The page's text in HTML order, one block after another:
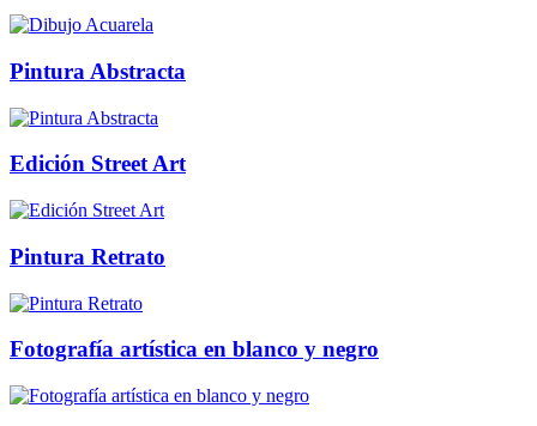
Pintura Abstracta
Edición Street Art
Pintura Retrato
Fotografía artística en blanco y negro